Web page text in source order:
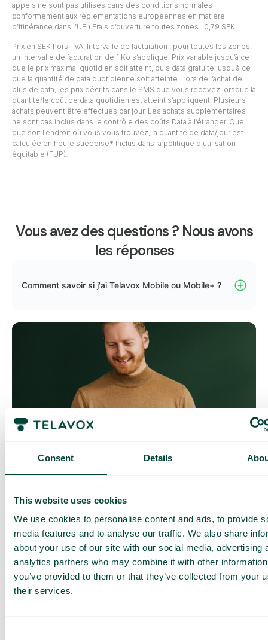
Consent Details
This website uses cookies
We use cookies to personalise content and ads, to provide
media features and to analyse our traffic. We also share
about your use of our site with our social media, advertising
analytics partners who may combine it with other
you’ve provided to them or that they’ve collected from your
their services.
appels ne sont pas utilisés dans des conditions normales
conformément aux réglementations européennes en matière
d’itinérance dans l’UE.) Frais d’ouverture toutes zones : 0,79 SEK.
Prix en SEK hors TVA. Intervalle de facturation : pour toutes les zones,
un intervalle de facturation de 1 Ko s’applique. Prix variable jusqu’à ce
que le prix maximal quotidien soit atteint, puis data gratuite jusqu’à ce
que la quantité de data quotidienne soit atteinte. Lors de l’achat de
plus de data, les prix décrits dans le SMS que vous recevez lorsque la
quantité/le coût de data quotidien est atteint s’appliquent. Plusieurs
achats peuvent être effectués par jour. Les achats supplémentaires
ne sont pas inclus dans le contrôle des coûts Data à l’étranger. Quel
que soit l’endroit où vous vous trouvez, la quantité de data/jour est
calculée en heure suédoise* Inclus dans la politique d’utilisation
équitable (FUP).
Vous avez des questions ? Nous avons
les réponses
Comment savoir si j'ai Telavox Mobile ou Mobile+ ?
mieux contrôler vos coûts quotidiens lorsque vous surfez en
dehors de l’UE/EEE.
maximal prédéterminé. Une fois que vous avez consommé
cette quantité de data, vous recevez un SMS et avez la
possibilité d’acheter plus de data si nécessaire.
Comment ça marche